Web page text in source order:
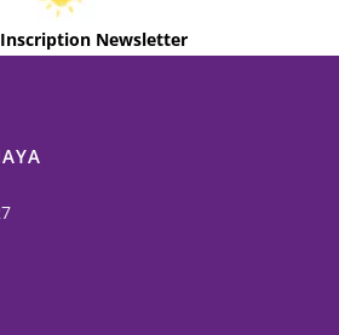
Inscription Newsletter